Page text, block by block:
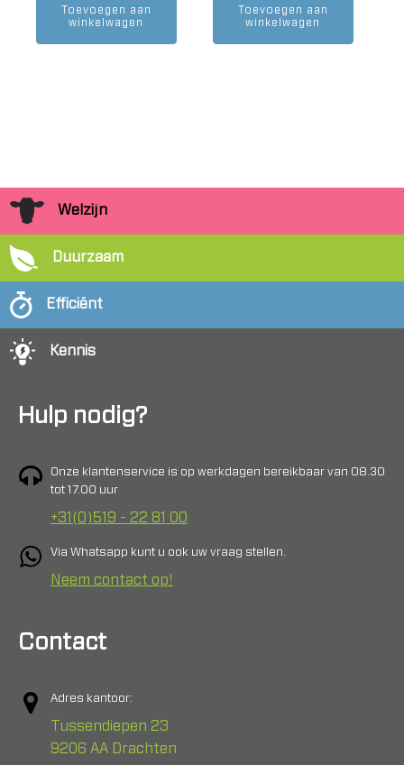
Toevoegen aan
winkelwagen
Toevoegen aan
winkelwagen
Welzijn
Duurzaam
Efficiënt
Kennis
Hulp nodig?
Onze klantenservice is op werkdagen bereikbaar van 08.30
tot 17.00 uur
+31(0)519 - 22 81 00
Via Whatsapp kunt u ook uw vraag stellen.
Neem contact op!
Contact
Adres kantoor:
Tussendiepen 23
9206 AA Drachten